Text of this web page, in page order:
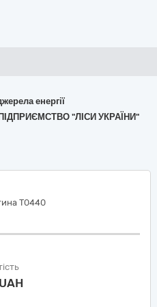
енергії
"ЛІСИ УКРАЇНИ"
Т0440